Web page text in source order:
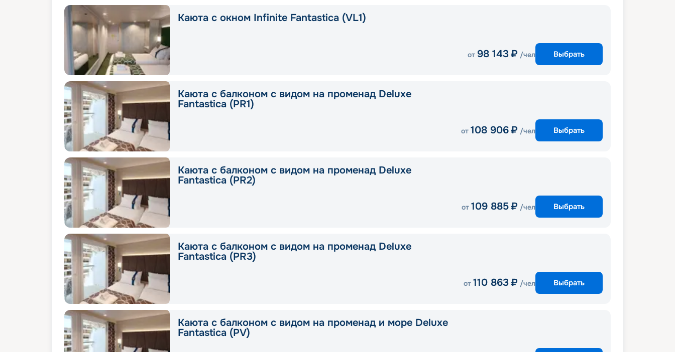
Каюта с окном Infinite Fantastica (VL1)
от 98 143 ₽ /чел Выбрать
Каюта с балконом с видом на променад Deluxe
Fantastica (PR1)
от 108 906 ₽ /чел Выбрать
Каюта с балконом с видом на променад Deluxe
Fantastica (PR2)
от 109 885 ₽ /чел Выбрать
Каюта с балконом с видом на променад Deluxe
Fantastica (PR3)
от 110 863 ₽ /чел Выбрать
Каюта с балконом с видом на променад и море Deluxe
Fantastica (PV)